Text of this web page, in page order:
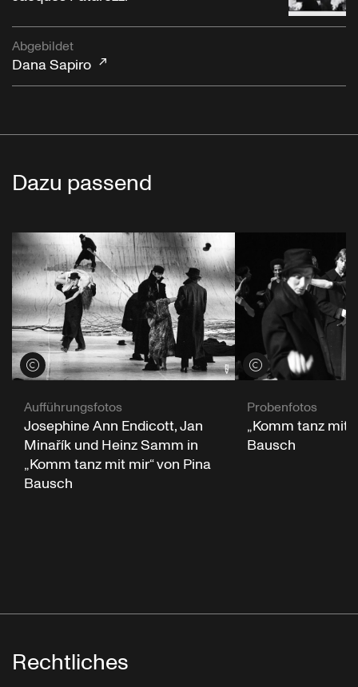
Abgebildet
Dana Sapiro
Dazu passend
Credits öffnen
Aufführungsfotos
Josephine Ann Endicott, Jan
Minařík und Heinz Samm in
„Komm tanz mit mir“ von Pina
Bausch
Credits öffnen
Probenfotos
„Komm tanz mit
Bausch
Rechtliches